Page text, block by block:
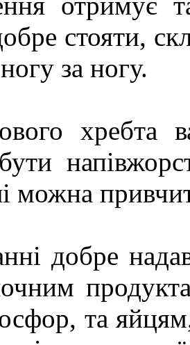
стояти,
за ногу.
хребта
можна
добре
та